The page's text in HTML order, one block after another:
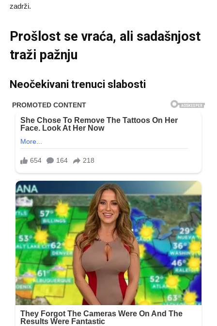
zadrži.
Prošlost se vraća, ali sadašnjost
traži pažnju
Neočekivani trenuci slabosti